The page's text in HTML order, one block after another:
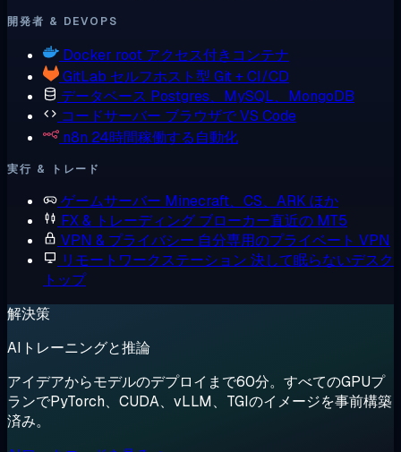
開発者 & DEVOPS
Docker root アクセス付きコンテナ
GitLab セルフホスト型 Git + CI/CD
データベース Postgres、MySQL、MongoDB
コードサーバー ブラウザで VS Code
n8n 24時間稼働する自動化
実行 & トレード
ゲームサーバー Minecraft、CS、ARK ほか
FX & トレーディング ブローカー直近の MT5
VPN & プライバシー 自分専用のプライベート VPN
リモートワークステーション 決して眠らないデスク
トップ
解決策
AIトレーニングと推論
アイデアからモデルのデプロイまで60分。すべてのGPUプ
ランでPyTorch、CUDA、vLLM、TGIのイメージを事前構築
済み。